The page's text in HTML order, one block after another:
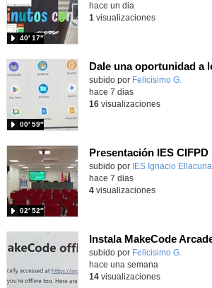
40′ 17″
hace un dia
1 visualizaciones
Contenido educativo.
subido por Felicisimo G.
00′ 59″
hace 7 dias
16visualizaciones
Contenido educativo.
subido por IES Ignacio Ellacuria
02′ 52″
hace 7 dias
4visualizaciones
Contenido educativo.
subido por Felicisimo G.
hace una semana
14visualizaciones